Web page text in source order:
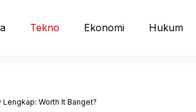
Tekno Ekonomi Hukum
Worth It Banget?